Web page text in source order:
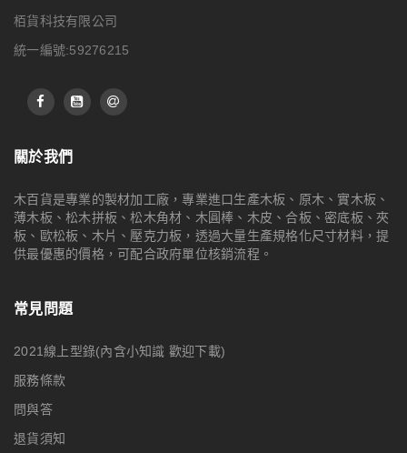
栢貨科技有限公司
統一編號:59276215
關於我們
木百貨是專業的製材加工廠，專業進口生產木板、原木、實木板、
薄木板、松木拼板、松木角材、木圓棒、木皮、合板、密底板、夾
板、歐松板、木片、壓克力板，透過大量生產規格化尺寸材料，提
供最優惠的價格，可配合政府單位核銷流程。
常見問題
2021線上型錄(內含小知識 歡迎下載)
服務條款
問與答
退貨須知